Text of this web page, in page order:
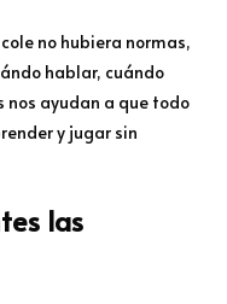
no hubiera normas,
hablar, cuándo
nos ayudan a que todo
y jugar sin
las